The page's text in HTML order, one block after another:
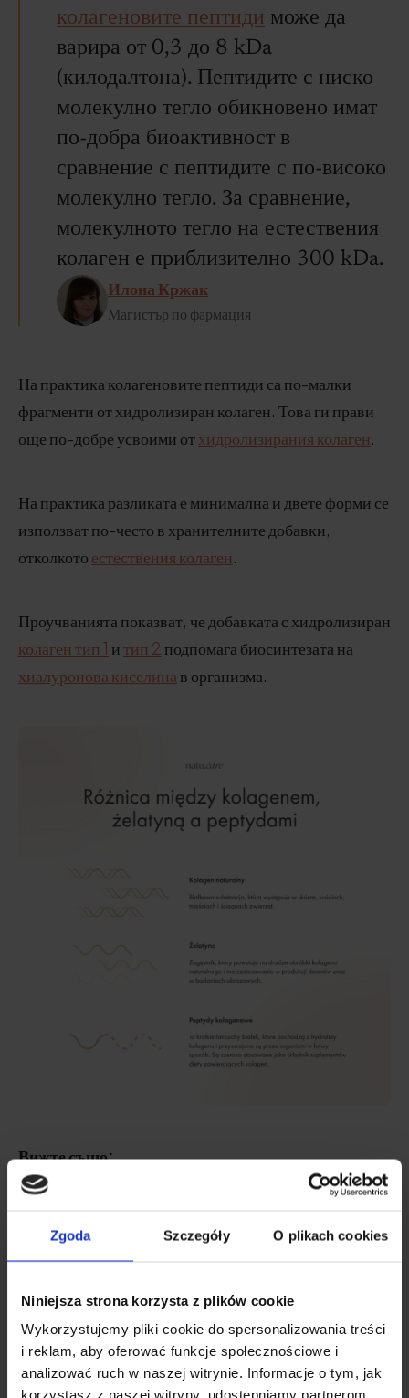
Zgoda Szczegóły O plikach cookies
Niniejsza strona korzysta z plików cookie
Wykorzystujemy pliki cookie do spersonalizowania treści
i reklam, aby oferować funkcje społecznościowe i
analizować ruch w naszej witrynie. Informacje o tym, jak
korzystasz z naszej witryny, udostępniamy partnerom
колагеновите пептиди може да
варира от 0,3 до 8 kDa
(килодалтона). Пептидите с ниско
молекулно тегло обикновено имат
по-добра биоактивност в
сравнение с пептидите с по-високо
молекулно тегло. За сравнение,
молекулното тегло на естествения
колаген е приблизително 300 kDa.
Илона Кржак
Магистър по фармация
На практика колагеновите пептиди са по-малки
фрагменти от хидролизиран колаген. Това ги прави
още по-добре усвоими отхидролизирания колаген
На практика разликата е минимална и двете форми се
използват по-често в хранителните добавки,
отколкото естествения колаген
Проучванията показват, че добавката с хидролизиран
колаген тип 1 итип 2 подпомага биосинтезата на
хиалуронова киселина в организма.
Вижте също:
Лиофилизиран колаген
колагенови пептиди -
класация